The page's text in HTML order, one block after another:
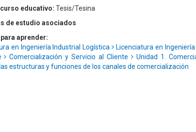
educativo: Tesis/Tesina
de estudio asociados
aprender:
en Ingeniería Industrial Logística
Licenciatura en
Comercialización y Servicio al Cliente Unidad 1.
estructuras y funciones de los canales de comercialización